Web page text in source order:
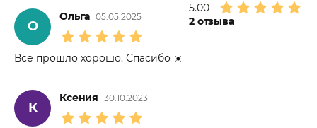
5.00
2отзыва
О
Ольга 05.05.2025
Всё прошло хорошо. Спасибо ☀️
К
Ксения 30.10.2023